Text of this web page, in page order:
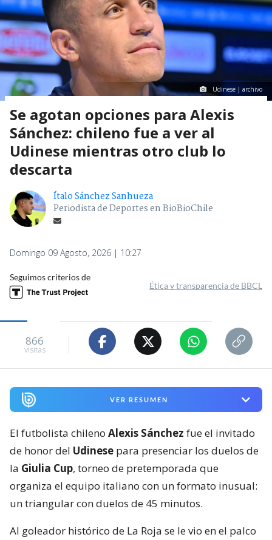
Udinese | archivo
Se agotan opciones para Alexis
Sánchez: chileno fue a ver al
Udinese mientras otro club lo
descarta
Ítalo Sánchez Sanhueza
Periodista de Deportes en BioBioChile
Domingo 09 Agosto, 2026 | 10:27
Seguimos criterios de
Ética y transparencia de BBCL
866
visitas
VER RESUMEN
El futbolista chileno Alexis Sánchez fue el invitado
de honor del Udinese para presenciar los duelos de
la Giulia Cup, torneo de pretemporada que
organiza el equipo italiano con un formato inusual:
un triangular con duelos de 45 minutos.
Al goleador histórico de La Roja se le vio en el palco